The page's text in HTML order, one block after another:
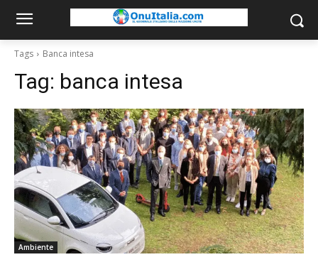
Tags Banca intesa
Tag: banca intesa
Ambiente